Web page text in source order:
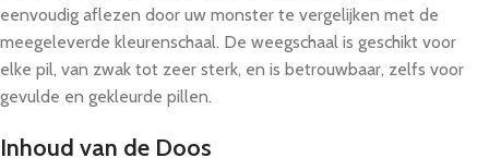
eenvoudig aflezen door uw monster te vergelijken met de
meegeleverde kleurenschaal. De weegschaal is geschikt voor
elke pil, van zwak tot zeer sterk, en is betrouwbaar, zelfs voor
gevulde en gekleurde pillen.
Inhoud van de Doos